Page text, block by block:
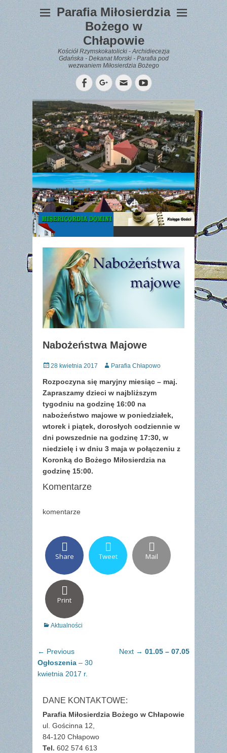
Parafia Miłosierdzia
Bożego w
Chłapowie
Kościół Rzymskokatolicki - Archidiecezja
Gdańska - Dekanat Morski - Parafia pod
wezwaniem Miłosierdzia Bożego
FacebookGoogleplus
EmailYouTube
WYPOCZYNEK
Gazetka
Parafialna
Nabożeństwa Majowe
Posted
28 kwietnia 2017 AuthorParafia Chłapowo
Rozpoczyna się maryjny miesiąc – maj.
Zapraszamy dzieci w najbliższym
tygodniu na godzinę 16:00 na
nabożeństwo majowe w poniedziałek,
wtorek i piątek, dorosłych codziennie w
dni powszednie na godzinę 17:30, w
niedzielę i w dniu 3 maja w połączeniu z
Koronką do Bożego Miłosierdzia na
godzinę 15:00.
Komentarze
komentarze
Share Tweet Mail
Print
Categories
Aktualności
Nawigacja
wpisu
← PreviousPrevious
post:
Ogłoszenia – 30
kwietnia 2017 r.
Next → Next
01.05 – 07.05
DANE KONTAKTOWE:
Parafia Miłosierdzia Bożego w Chłapowie
ul. Gościnna 12,
84-120 Chłapowo
Tel. 602 574 613